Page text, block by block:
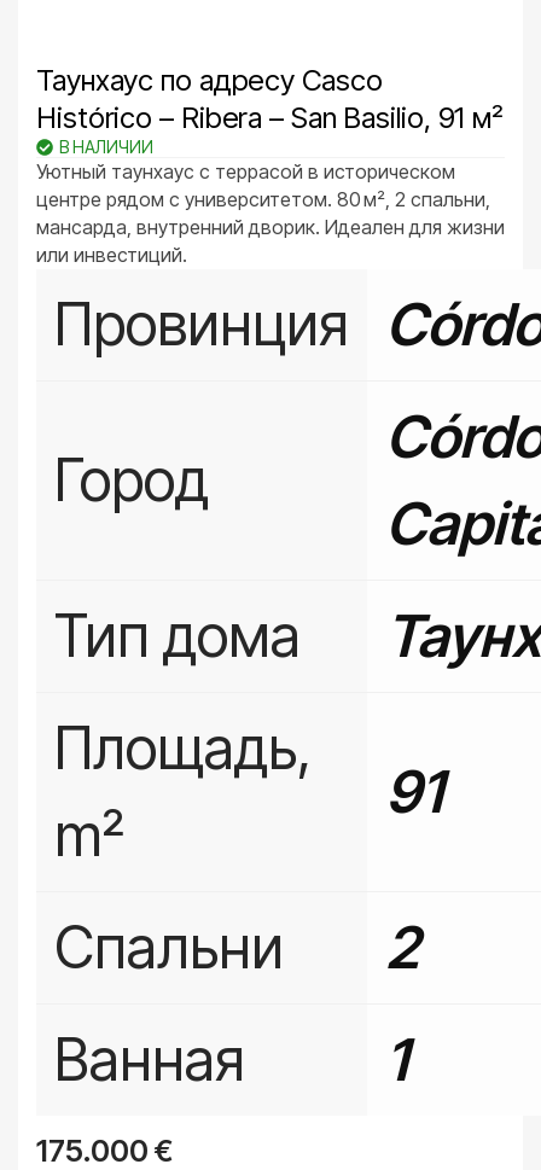
Таунхаус по адресу Casco
Histórico – Ribera – San Basilio, 91 м²
В НАЛИЧИИ
Уютный таунхаус с террасой в историческом
центре рядом с университетом. 80 м², 2 спальни,
мансарда, внутренний дворик. Идеален для жизни
или инвестиций.
Провинция
Город
Тип дома
Площадь,
m²
91
Спальни
2
Ванная
1
175.000 €